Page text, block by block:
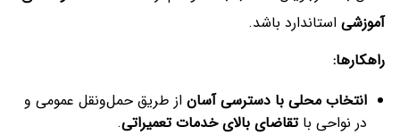
آموزشی استاندارد باشد.
راهکارها:
انتخاب محلی با دسترسی آسان از طریق حمل‌ونقل عمومی و
در نواحی باتقاضای بالای خدمات تعمیراتی.